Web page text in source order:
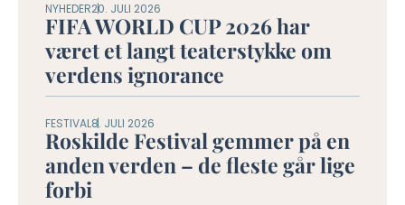
NYHEDER20. JULI 2026
FIFA WORLD CUP 2026 har
været et langt teaterstykke om
verdens ignorance
FESTIVAL8. JULI 2026
Roskilde Festival gemmer på en
anden verden – de fleste går lige
forbi